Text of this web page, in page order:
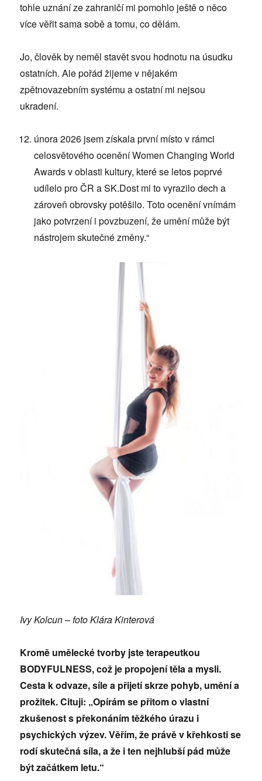
tohle uznání ze zahraničí mi pomohlo ještě o něco
více věřit sama sobě a tomu, co dělám.
Jo, člověk by neměl stavět svou hodnotu na úsudku
ostatních. Ale pořád žijeme v nějakém
zpětnovazebním systému a ostatní mi nejsou
ukradení.
února 2026 jsem získala první místo v rámci
celosvětového ocenění Women Changing World
Awards v oblasti kultury, které se letos poprvé
udílelo pro ČR a SK.Dost mi to vyrazilo dech a
zároveň obrovsky potěšilo. Toto ocenění vnímám
jako potvrzení i povzbuzení, že umění může být
nástrojem skutečné změny.“
Ivy Kolcun – foto Klára Kinterová
Kromě umělecké tvorby jste terapeutkou
BODYFULNESS, což je propojení těla a mysli.
Cesta k odvaze, síle a přijetí skrze pohyb, umění a
prožitek. Cituji: „Opírám se přitom o vlastní
zkušenost s překonáním těžkého úrazu i
psychických výzev. Věřím, že právě v křehkosti se
rodí skutečná síla, a že i ten nejhlubší pád může
být začátkem letu.“